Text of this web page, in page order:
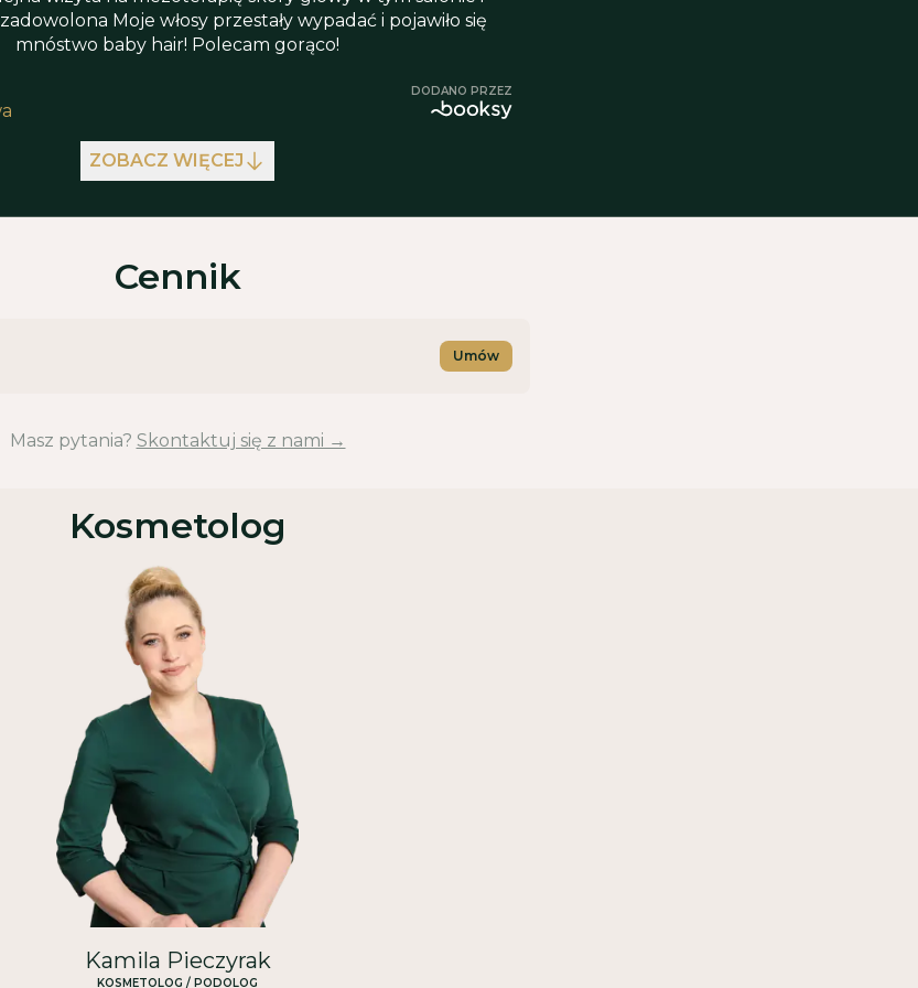
Moje włosy przestały wypadać i pojawiło się
mnóstwo baby hair! Polecam gorąco!
DODANO PRZEZ
ZOBACZ WIĘCEJ
Cennik
Umów
Masz pytania? Skontaktuj się z nami →
Kosmetolog
Kamila Pieczyrak
KOSMETOLOG / PODOLOG